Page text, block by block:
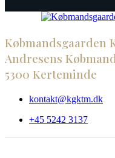
Købmandsgaarden
Andresens
5300 Kerteminde
kontakt@kgktm.dk
+45 5242 3137